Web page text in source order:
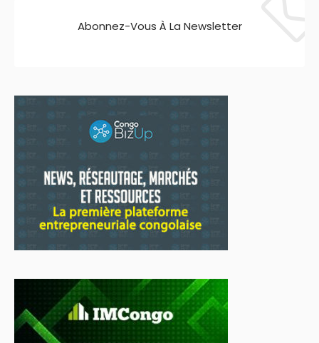
Abonnez-Vous À La Newsletter